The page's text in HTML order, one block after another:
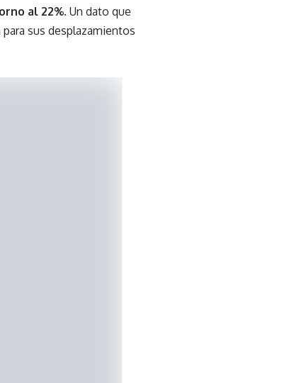
al 22%. Un dato que
sus desplazamientos